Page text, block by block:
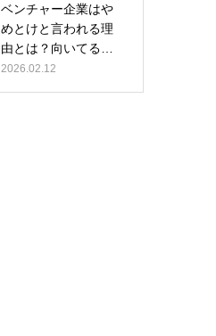
ベンチャー企業はや
めとけと言われる理
由とは？向いてる人
の特徴や転職成功
2026.02.12